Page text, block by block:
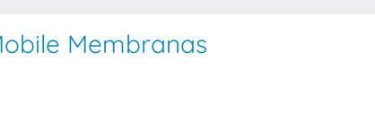
Membranas